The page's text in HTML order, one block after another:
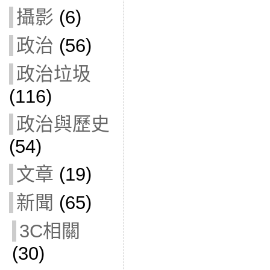
攝影 (6)
政治 (56)
政治垃圾
(116)
政治與歷史
(54)
文章 (19)
新聞 (65)
3C相關
(30)